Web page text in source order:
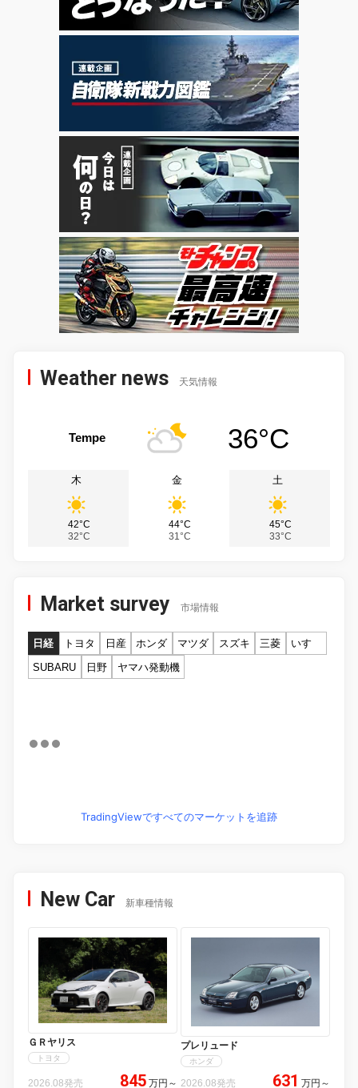
Weather news 天気情報
Tempe 36°C
木
42°C
32°C
金
44°C
31°C
土
45°C
33°C
Market survey 市場情報
日経 トヨタ 日産 ホンダ マツダ スズキ 三菱
いすゞ
SUBARU
日野 ヤマハ発動機
TradingViewですべてのマーケットを追跡
New Car 新車種情報
ＧＲヤリス
トヨタ
2026.08発売 845 万円 ～
プレリュード
ホンダ
2026.08発売 631 万円 ～